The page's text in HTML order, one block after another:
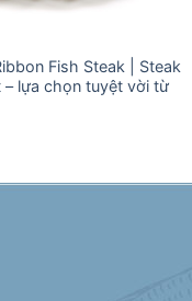
Fish Steak | Steak
lựa chọn tuyệt vời từ